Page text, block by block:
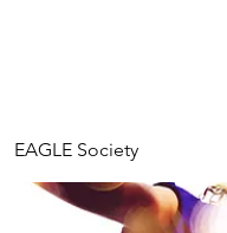
EAGLE Society